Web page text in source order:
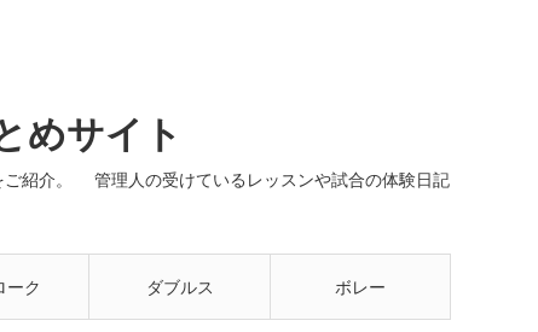
めサイト
紹介。 管理人の受けているレッスンや試合の体験日記
ーク ダブルス ボレー